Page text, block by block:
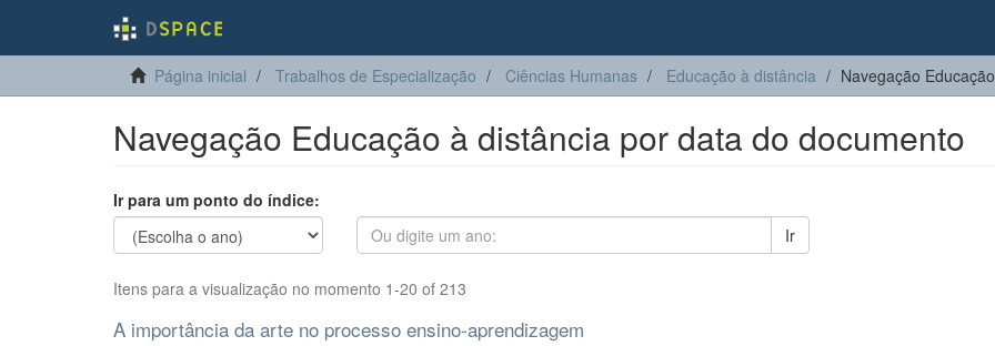
Página inicial Trabalhos de Especialização Ciências Humanas Educação à distância Navegação
Navegação Educação à distância por data do documento
Ir para um ponto do índice:
Ir
Itens para a visualização no momento 1-20 of 213
A importância da arte no processo ensino-aprendizagem